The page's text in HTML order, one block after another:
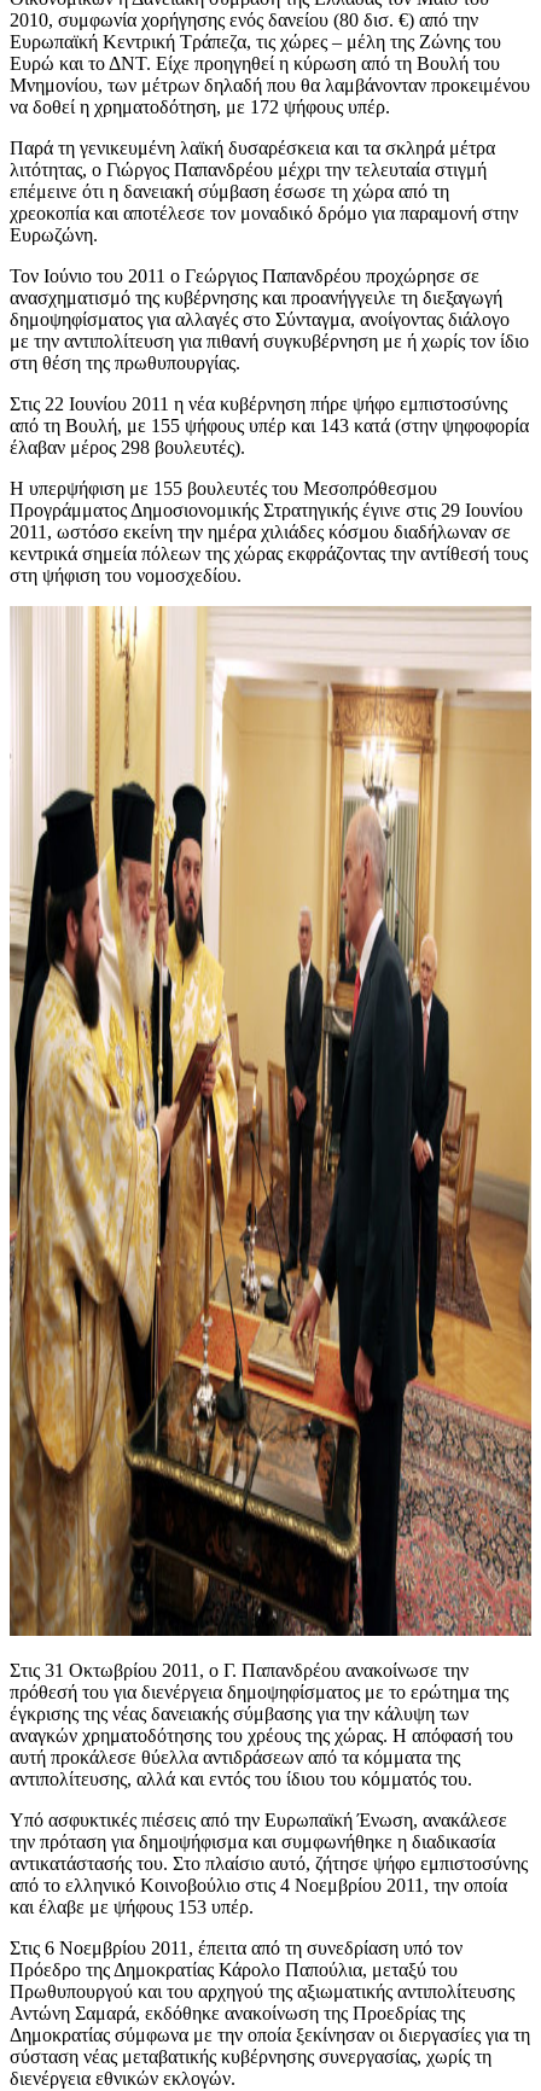
2010, συμφωνία χορήγησης ενός δανείου (80 δισ. €) από την
Ευρωπαϊκή Κεντρική Τράπεζα, τις χώρες – μέλη της Ζώνης του
Ευρώ και το ΔΝΤ. Είχε προηγηθεί η κύρωση από τη Βουλή του
Μνημονίου, των μέτρων δηλαδή που θα λαμβάνονταν προκειμένου
να δοθεί η χρηματοδότηση, με 172 ψήφους υπέρ.
Παρά τη γενικευμένη λαϊκή δυσαρέσκεια και τα σκληρά μέτρα
λιτότητας, ο Γιώργος Παπανδρέου μέχρι την τελευταία στιγμή
επέμεινε ότι η δανειακή σύμβαση έσωσε τη χώρα από τη
χρεοκοπία και αποτέλεσε τον μοναδικό δρόμο για παραμονή στην
Ευρωζώνη.
Τον Ιούνιο του 2011 ο Γεώργιος Παπανδρέου προχώρησε σε
ανασχηματισμό της κυβέρνησης και προανήγγειλε τη διεξαγωγή
δημοψηφίσματος για αλλαγές στο Σύνταγμα, ανοίγοντας διάλογο
με την αντιπολίτευση για πιθανή συγκυβέρνηση με ή χωρίς τον ίδιο
στη θέση της πρωθυπουργίας.
Στις 22 Ιουνίου 2011 η νέα κυβέρνηση πήρε ψήφο εμπιστοσύνης
από τη Βουλή, με 155 ψήφους υπέρ και 143 κατά (στην ψηφοφορία
έλαβαν μέρος 298 βουλευτές).
Η υπερψήφιση με 155 βουλευτές του Μεσοπρόθεσμου
Προγράμματος Δημοσιονομικής Στρατηγικής έγινε στις 29 Ιουνίου
2011, ωστόσο εκείνη την ημέρα χιλιάδες κόσμου διαδήλωναν σε
κεντρικά σημεία πόλεων της χώρας εκφράζοντας την αντίθεσή τους
στη ψήφιση του νομοσχεδίου.
Στις 31 Οκτωβρίου 2011, ο Γ. Παπανδρέου ανακοίνωσε την
πρόθεσή του για διενέργεια δημοψηφίσματος με το ερώτημα της
έγκρισης της νέας δανειακής σύμβασης για την κάλυψη των
αναγκών χρηματοδότησης του χρέους της χώρας. Η απόφασή του
αυτή προκάλεσε θύελλα αντιδράσεων από τα κόμματα της
αντιπολίτευσης, αλλά και εντός του ίδιου του κόμματός του.
Υπό ασφυκτικές πιέσεις από την Ευρωπαϊκή Ένωση, ανακάλεσε
την πρόταση για δημοψήφισμα και συμφωνήθηκε η διαδικασία
αντικατάστασής του. Στο πλαίσιο αυτό, ζήτησε ψήφο εμπιστοσύνης
από το ελληνικό Κοινοβούλιο στις 4 Νοεμβρίου 2011, την οποία
και έλαβε με ψήφους 153 υπέρ.
Στις 6 Νοεμβρίου 2011, έπειτα από τη συνεδρίαση υπό τον
Πρόεδρο της Δημοκρατίας Κάρολο Παπούλια, μεταξύ του
Πρωθυπουργού και του αρχηγού της αξιωματικής αντιπολίτευσης
Αντώνη Σαμαρά, εκδόθηκε ανακοίνωση της Προεδρίας της
Δημοκρατίας σύμφωνα με την οποία ξεκίνησαν οι διεργασίες για τη
σύσταση νέας μεταβατικής κυβέρνησης συνεργασίας, χωρίς τη
διενέργεια εθνικών εκλογών.